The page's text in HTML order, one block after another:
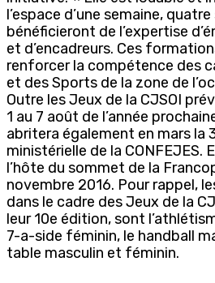
l’espace d’une semaine,
bénéficieront de l’expertise
et d’encadreurs. Ces
renforcer la compétence des
et des Sports de la zone de
Outre les Jeux de la CJSOI
1 au 7 août de l’année
abritera également en mars la
ministérielle de la CONFEJES.
l’hôte du sommet de la
novembre 2016. Pour rappel,
dans le cadre des Jeux de la
leur 10e édition, sont
7-a-side féminin, le handball
table masculin et féminin.